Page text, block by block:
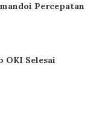
Percepatan
OKI Selesai